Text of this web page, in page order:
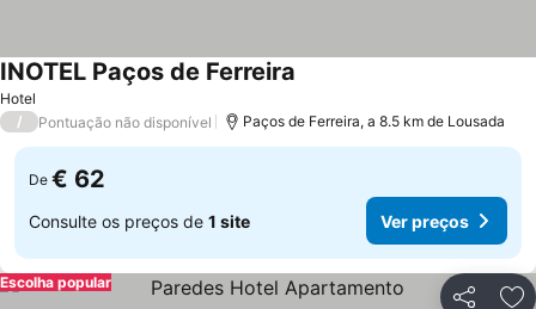
Hotel
INOTEL Paços de Ferreira
/ Pontuação não disponível Paços de Ferreira, a 8.5 km de Lousada
De € 62
Consulte os preços de 1 site Ver preços
Escolha popular